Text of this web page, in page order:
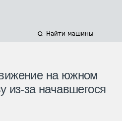
Найти машины
на южном
из-за начавшегося